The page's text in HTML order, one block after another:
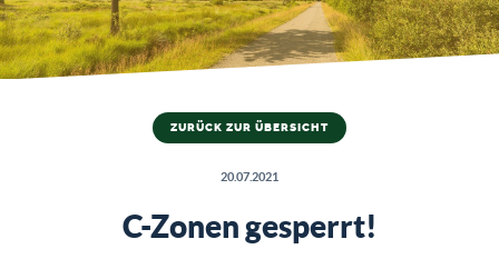
ZURÜCK ZUR ÜBERSICHT
20.07.2021
C-Zonen gesperrt!